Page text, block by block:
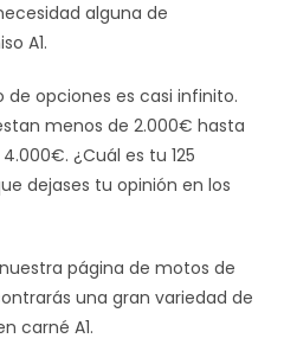
alguna de
A1.
opciones es casi infinito.
menos de 2.000€ hasta
¿Cuál es tu 125
dejases tu opinión en los
página de motos de
una gran variedad de
carné A1.